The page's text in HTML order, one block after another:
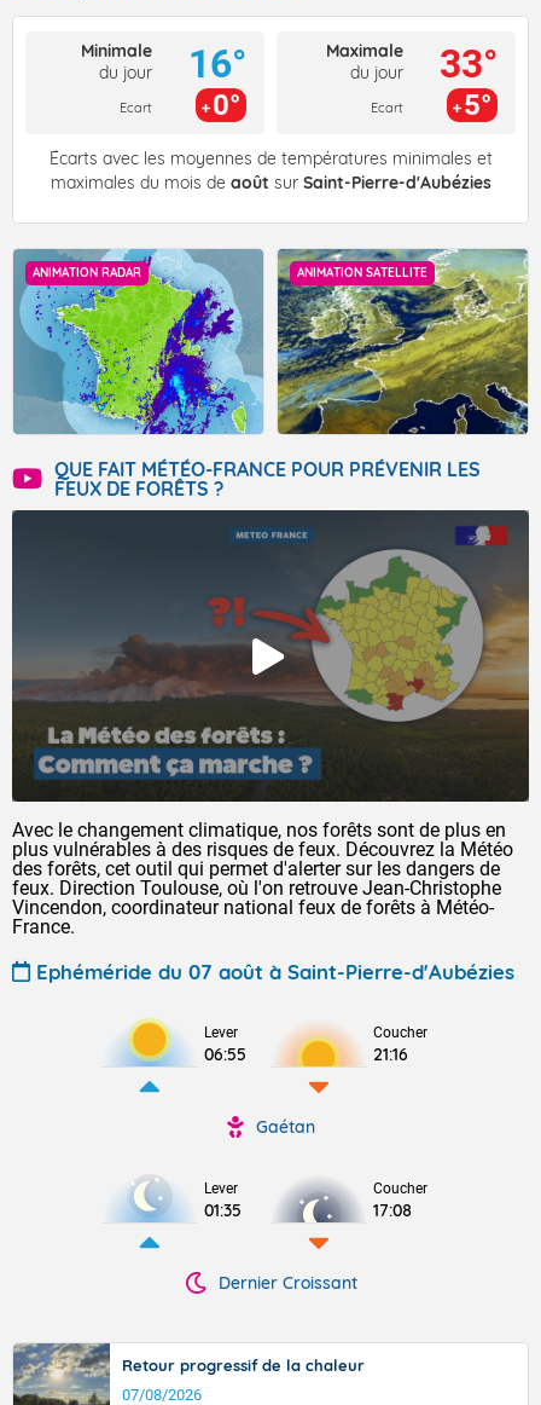
Minimale
du jour
Ecart
16°
0°
Maximale
du jour
Ecart
33°
5°
Écarts avec les moyennes de températures minimales et
maximales du mois de août sur Saint-Pierre-d'Aubézies
ANIMATION RADAR ANIMATION SATELLITE
QUE FAIT MÉTÉO-FRANCE POUR PRÉVENIR LES
FEUX DE FORÊTS ?
Avec le changement climatique, nos forêts sont de plus en
plus vulnérables à des risques de feux. Découvrez la Météo
des forêts, cet outil qui permet d'alerter sur les dangers de
feux. Direction Toulouse, où l'on retrouve Jean-Christophe
Vincendon, coordinateur national feux de forêts à Météo-
France.
Ephéméride du 07 août à Saint-Pierre-d'Aubézies
Lever
06:55
Coucher
21:16
Gaétan
Lever
01:35
Coucher
17:08
Dernier Croissant
Retour progressif de la chaleur
07/08/2026